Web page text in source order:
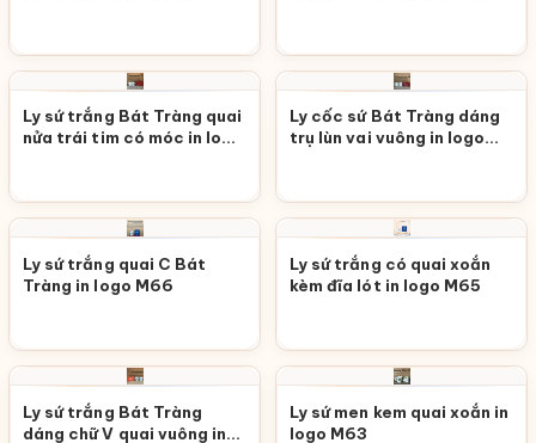
Ly sứ trắng Bát Tràng quai
nửa trái tim có móc in logo
Ly cốc sứ Bát Tràng dáng
trụ lùn vai vuông in logo
Ly sứ trắng quai C Bát
Tràng in logo M66
Ly sứ trắng có quai xoắn
kèm đĩa lót in logo M65
Ly sứ trắng Bát Tràng
dáng chữ V quai vuông in
Ly sứ men kem quai xoắn in
logo M63